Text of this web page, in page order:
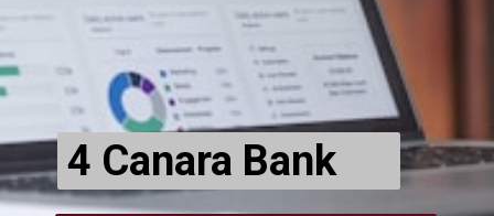
4 Canara Bank